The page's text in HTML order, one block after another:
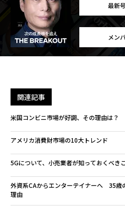
最新
メン
関連記事
米国コンビニ市場が好調、その理由は？
アメリカ消費財市場の10大トレンド
5Gについて、小売業者が知っておくべき
外資系CAからエンターテイナーへ 35歳
理由